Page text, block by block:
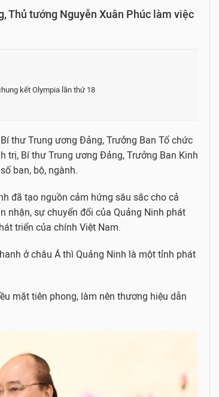
Thủ tướng Nguyễn Xuân Phúc làm việc
kết Olympia lần thứ 18
thư Trung ương Đảng, Trưởng Ban Tổ chức
trị, Bí thư Trung ương Đảng, Trưởng Ban Kinh
ban, bộ, ngành.
đã tạo nguồn cảm hứng sâu sắc cho cả
nhận, sự chuyển đổi của Quảng Ninh phát
triển của chính Việt Nam.
ở châu Á thì Quảng Ninh là một tỉnh phát
mặt tiên phong, làm nên thương hiệu dẫn